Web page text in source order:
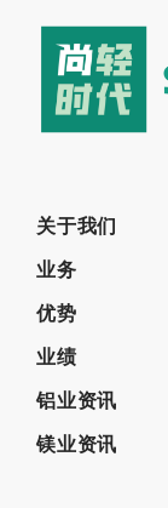
关于我们
业务
优势
业绩
铝业资讯
镁业资讯